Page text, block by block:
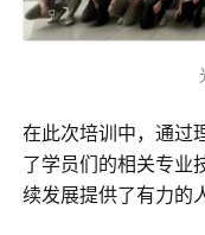
在此次培训中，通过
了学员们的相关专业
续发展提供了有力的